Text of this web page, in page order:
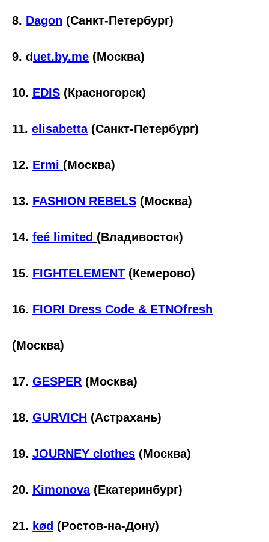
8. Dagon (Санкт-Петербург)
9. duet.by.me (Москва)
10. EDIS (Красногорск)
11. elisabetta(Санкт-Петербург)
12. Ermi (Москва)
13. FASHION REBELS (Москва)
14. feé limited (Владивосток)
15. FIGHTELEMENT (Кемерово)
16. FIORI Dress Code & ETNOfresh
(Москва)
17. GESPER (Москва)
18. GURVICH (Астрахань)
19. JOURNEY clothes (Москва)
20. Kimonova(Екатеринбург)
21. kød (Ростов-на-Дону)